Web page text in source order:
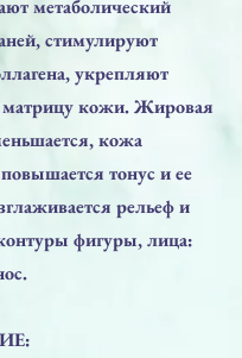
метаболический
стимулируют
укрепляют
матрицу кожи. Жировая
кожа
тонус и ее
рельеф и
фигуры, лица: